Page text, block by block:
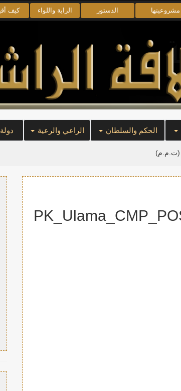
مشروعيتها الدستور الراية واللواء كيف
الحكم والسلطان الراعي والرعية
(ت.م.م)